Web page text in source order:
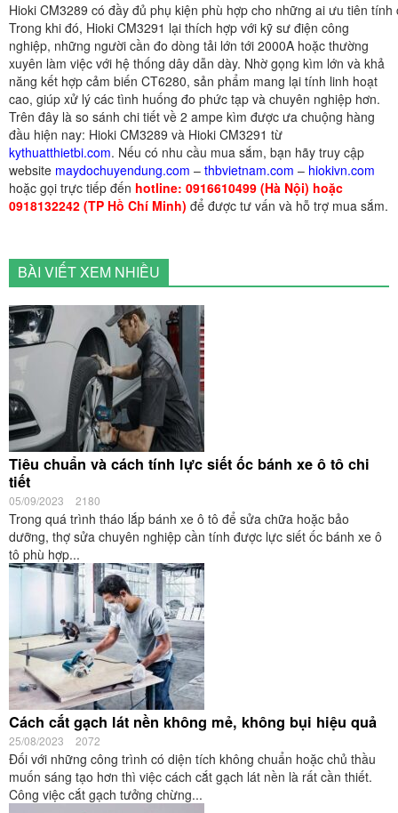
Hioki CM3289 có đầy đủ phụ kiện phù hợp cho những ai ưu tiên tính
Trong khi đó, Hioki CM3291 lại thích hợp với kỹ sư điện công
nghiệp, những người cần đo dòng tải lớn tới 2000A hoặc thường
xuyên làm việc với hệ thống dây dẫn dày. Nhờ gọng kìm lớn và khả
năng kết hợp cảm biến CT6280, sản phẩm mang lại tính linh hoạt
cao, giúp xử lý các tình huống đo phức tạp và chuyên nghiệp hơn.
Trên đây là so sánh chi tiết về 2 ampe kìm được ưa chuộng hàng
đầu hiện nay: Hioki CM3289 và Hioki CM3291 từ
kythuatthietbi.com. Nếu có nhu cầu mua sắm, bạn hãy truy cập
website maydochuyendung.com – thbvietnam.com – hiokivn.com
hoặc gọi trực tiếp đến hotline: 0916610499 (Hà Nội) hoặc
0918132242 (TP Hồ Chí Minh) để được tư vấn và hỗ trợ mua sắm.
BÀI VIẾT XEM NHIỀU
Tiêu chuẩn và cách tính lực siết ốc bánh xe ô tô chi
tiết
05/09/2023 2180
Trong quá trình tháo lắp bánh xe ô tô để sửa chữa hoặc bảo
dưỡng, thợ sửa chuyên nghiệp cần tính được lực siết ốc bánh xe ô
tô phù hợp...
Cách cắt gạch lát nền không mẻ, không bụi hiệu quả
25/08/2023 2072
Đối với những công trình có diện tích không chuẩn hoặc chủ thầu
muốn sáng tạo hơn thì việc cách cắt gạch lát nền là rất cần thiết.
Công việc cắt gạch tưởng chừng...